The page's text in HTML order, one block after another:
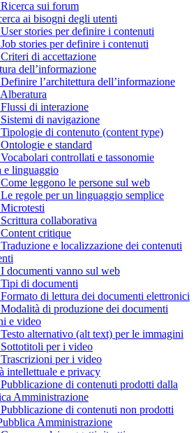
sui forum
ai bisogni degli utenti
stories per definire i contenuti
stories per definire i contenuti
di accettazione
dell’informazione
l’architettura dell’informazione
di interazione
di navigazione
di contenuto (content type)
e standard
controllati e tassonomie
e linguaggio
leggono le persone sul web
regole per un linguaggio semplice
collaborativa
critique
e localizzazione dei contenuti
documenti vanno sul web
di documenti
di lettura dei documenti elettronici
di produzione dei documenti
e video
alternativo (alt text) per le immagini
per i video
per i video
intellettuale e privacy
di contenuti prodotti dalla
Amministrazione
di contenuti non prodotti
Amministrazione